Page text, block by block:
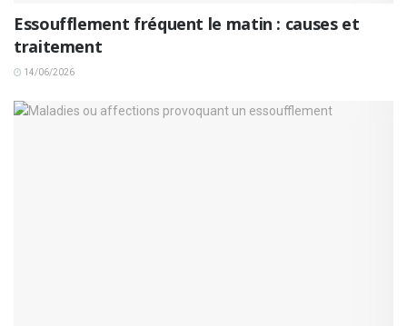
Essoufflement fréquent le matin : causes et
traitement
14/06/2026